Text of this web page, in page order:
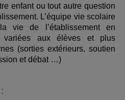
enfant ou tout autre question
L’équipe vie scolaire
vie de l’établissement en
variées aux élèves et plus
(sorties extérieurs, soutien
et débat …)